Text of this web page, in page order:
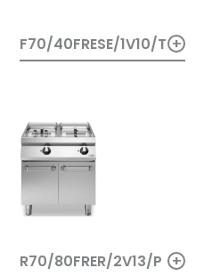
F70/40FRESE/1V10/T +
R70/80FRER/2V13/P +